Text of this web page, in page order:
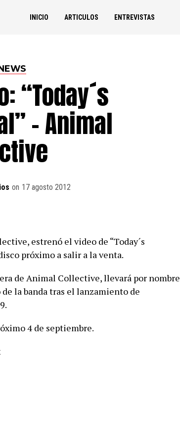
INICIO ARTICULOS ENTREVISTAS
“Today´s
– Animal
on 17 agosto 2012
estrenó el video de “Today´s
próximo a salir a la venta.
de Animal Collective, llevará por nombre
la banda tras el lanzamiento de
4 de septiembre.